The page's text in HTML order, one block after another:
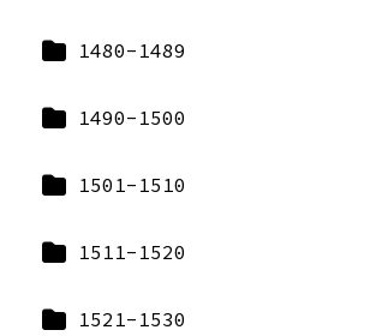
1480-1489
1490-1500
1501-1510
1511-1520
1521-1530